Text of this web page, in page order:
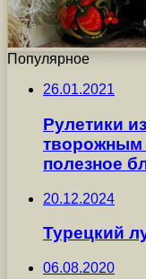
Популярное
26.01.2021
Рулетики
полезное
20.12.2024
Турецкий
06.08.2020